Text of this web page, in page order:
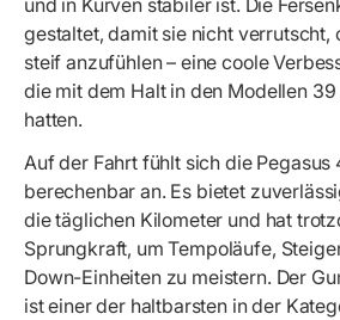
und in Kurven stabiler ist. Die
gestaltet, damit sie nicht verrutscht,
steif anzufühlen – eine coole
die mit dem Halt in den Modellen
hatten.
Auf der Fahrt fühlt sich die Pegasus
berechenbar an. Es bietet
die täglichen Kilometer und hat
Sprungkraft, um Tempoläufe,
Down-Einheiten zu meistern. Der
ist einer der haltbarsten in der